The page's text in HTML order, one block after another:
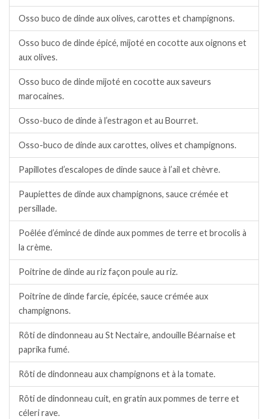
Osso buco de dinde aux olives, carottes et champignons.
Osso buco de dinde épicé, mijoté en cocotte aux oignons et
aux olives.
Osso buco de dinde mijoté en cocotte aux saveurs
marocaines.
Osso-buco de dinde à l’estragon et au Bourret.
Osso-buco de dinde aux carottes, olives et champignons.
Papillotes d’escalopes de dinde sauce à l’ail et chèvre.
Paupiettes de dinde aux champignons, sauce crémée et
persillade.
Poêlée d’émincé de dinde aux pommes de terre et brocolis à
la crème.
Poitrine de dinde au riz façon poule au riz.
Poitrine de dinde farcie, épicée, sauce crémée aux
champignons.
Rôti de dindonneau au St Nectaire, andouille Béarnaise et
paprika fumé.
Rôti de dindonneau aux champignons et à la tomate.
Rôti de dindonneau cuit, en gratin aux pommes de terre et
céleri rave.